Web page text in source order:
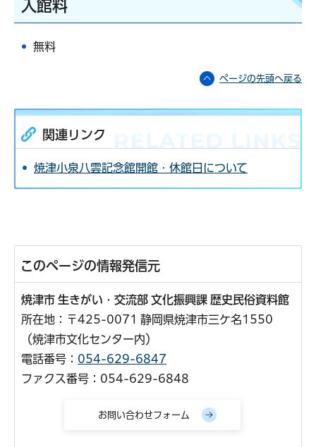
入館料
無料
ページの先頭へ戻る
関連リンク
焼津小泉八雲記念館開館・休館日について
このページの情報発信元
焼津市 生きがい・交流部 文化振興課 歴史民俗資料館
所在地：〒425-0071 静岡県焼津市三ケ名1550
（焼津市文化センター内）
電話番号： 054-629-6847
ファクス番号：054-629-6848